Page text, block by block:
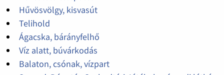
Hűvösvölgy, kisvasút
Telihold
Ágacska, bárányfelhő
Víz alatt, búvárkodás
Balaton, csónak, vízpart